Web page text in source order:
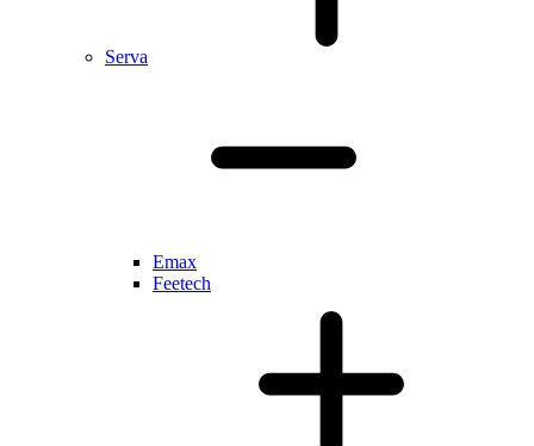
Serva
Emax
Feetech